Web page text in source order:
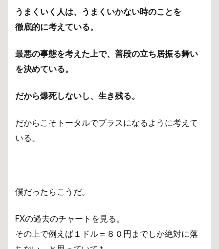
うまくいく人は、うまくいかない時のことを
徹底的に考えている。
最悪の事態を考えた上で、普段の立ち居振る舞い
を決めている。
だから爆死しないし、生き残る。
だからこそトータルでプラスになるように考えて
いる。
僕だったらこうだ。
FXの過去のチャートを見る。
その上で例えば１ドル＝８０円までしか絶対に落